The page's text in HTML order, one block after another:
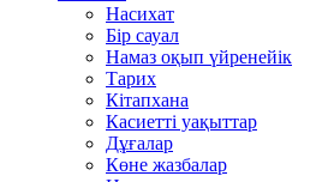
Насихат
Бір сауал
Намаз оқып үйренейік
Тарих
Кітапхана
Касиетті уақыттар
Дұғалар
Көне жазбалар